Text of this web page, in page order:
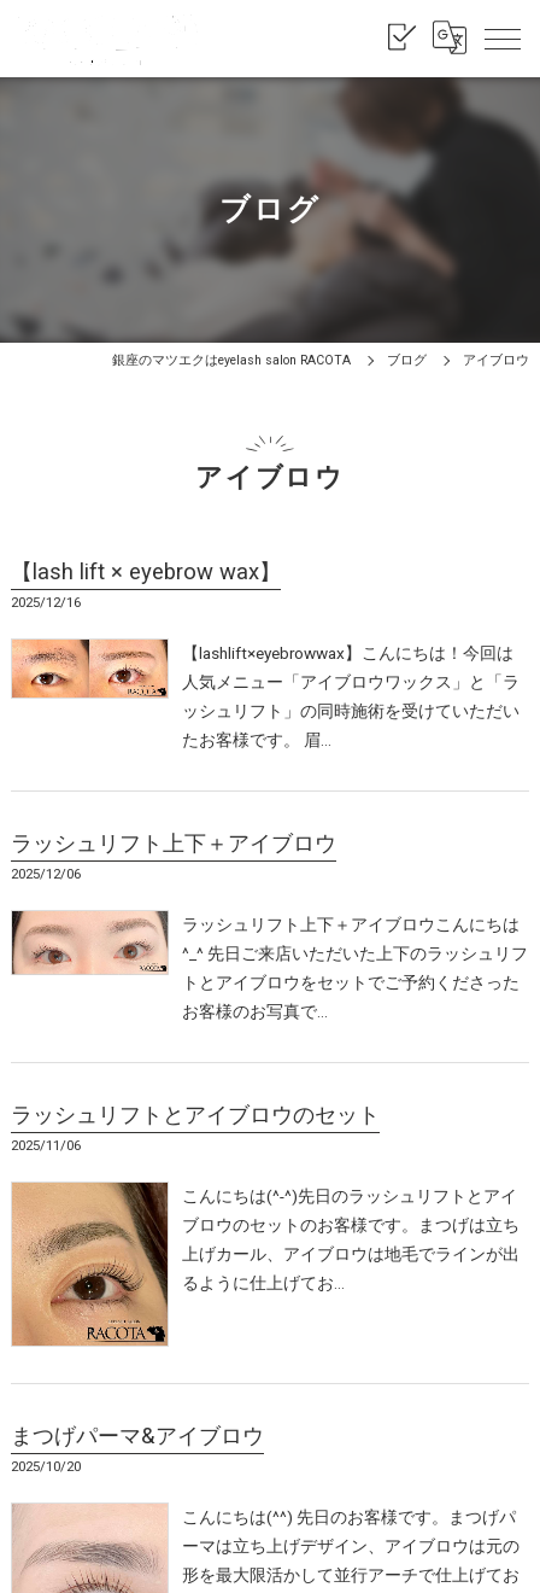
ブログ
銀座のマツエクはeyelash salon RACOTA ブログ アイブロウ
アイブロウ
【lash lift × eyebrow wax】
2025/12/16
【lashlift×eyebrowwax】こんにちは！今回は
人気メニュー「アイブロウワックス」と「ラ
ッシュリフト」の同時施術を受けていただい
たお客様です。 眉…
ラッシュリフト上下＋アイブロウ
2025/12/06
ラッシュリフト上下＋アイブロウこんにちは
^_^ 先日ご来店いただいた上下のラッシュリフ
トとアイブロウをセットでご予約くださった
お客様のお写真で…
ラッシュリフトとアイブロウのセット
2025/11/06
こんにちは(^-^)先日のラッシュリフトとアイ
ブロウのセットのお客様です。まつげは立ち
上げカール、アイブロウは地毛でラインが出
るように仕上げてお…
まつげパーマ&アイブロウ
2025/10/20
こんにちは(^^) 先日のお客様です。まつげパ
ーマは立ち上げデザイン、アイブロウは元の
形を最大限活かして並行アーチで仕上げてお